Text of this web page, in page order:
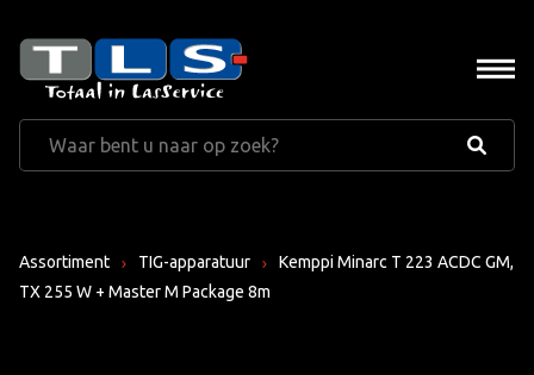
Assortiment TIG-apparatuur
Kemppi Minarc T 223 ACDC GM,
TX 255 W + Master M Package 8m